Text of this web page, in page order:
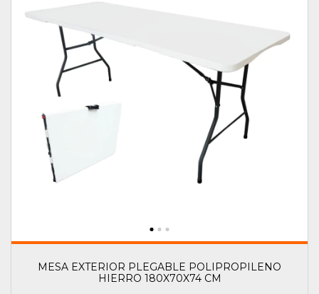
MESA EXTERIOR PLEGABLE POLIPROPILENO
HIERRO 180X70X74 CM